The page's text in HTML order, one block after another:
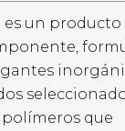
es un producto
polímeros que